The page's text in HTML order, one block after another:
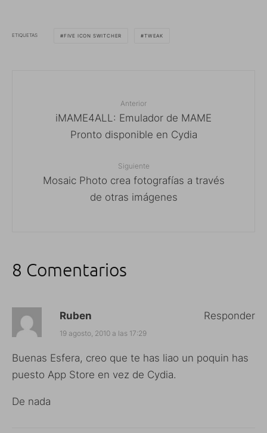
ETIQUETAS FIVE ICON SWITCHER TWEAK
Anterior
iMAME4ALL: Emulador de MAME
Pronto disponible en Cydia
Siguiente
Mosaic Photo crea fotografías a través
de otras imágenes
8 Comentarios
Ruben
19 agosto, 2010 a las 17:29
Buenas Esfera, creo que te has liao un poquin has
puesto App Store en vez de Cydia.
De nada
Responder